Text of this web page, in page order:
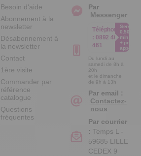
Besoin d'aide
Abonnement à la
newsletter
Désabonnement à
la newsletter
Contact
1ère visite
Commander par
référence
catalogue
Questions
fréquentes
Par
Messenger
Téléphone
: 0892 461
461
Service
0.50€ /
min
+ prix
appel
Du lundi au
samedi de 8h à
20h
et le dimanche
de 9h à 13h
Par email :
Contactez-
nous
Par courrier
: Temps L -
59685 LILLE
CEDEX 9